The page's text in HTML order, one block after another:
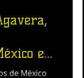
en
de México